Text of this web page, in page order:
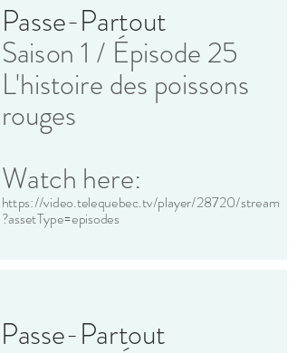
Passe-Partout
Saison 1 / Épisode 25
L'histoire des poissons
rouges
Watch here:
https://video.telequebec.tv/player/28720/stream
?assetType=episodes
Passe-Partout